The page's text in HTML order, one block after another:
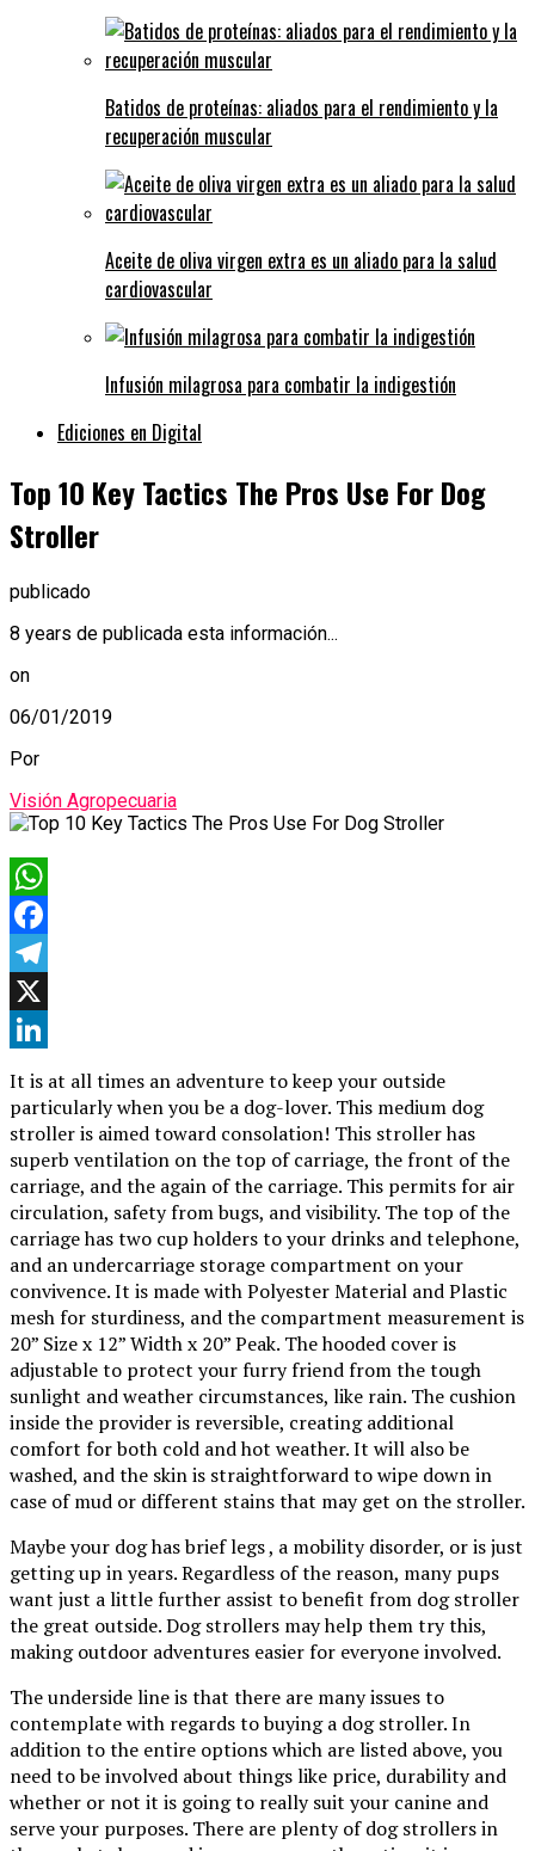
Batidos de proteínas: aliados para el rendimiento y la
recuperación muscular
Aceite de oliva virgen extra es un aliado para la salud
cardiovascular
Infusión milagrosa para combatir la indigestión
Ediciones en Digital
Top 10 Key Tactics The Pros Use For Dog
Stroller
publicado
8 years de publicada esta información...
on
06/01/2019
Por
Visión Agropecuaria
WhatsApp
Facebook
Telegram
X
It is at all times an adventure to keep your outside
particularly when you be a dog-lover. This medium dog
stroller is aimed toward consolation! This stroller has
superb ventilation on the top of carriage, the front of the
carriage, and the again of the carriage. This permits for air
circulation, safety from bugs, and visibility. The top of the
carriage has two cup holders to your drinks and telephone,
and an undercarriage storage compartment on your
convivence. It is made with Polyester Material and Plastic
mesh for sturdiness, and the compartment measurement is
20” Size x 12” Width x 20” Peak. The hooded cover is
adjustable to protect your furry friend from the tough
sunlight and weather circumstances, like rain. The cushion
inside the provider is reversible, creating additional
comfort for both cold and hot weather. It will also be
washed, and the skin is straightforward to wipe down in
case of mud or different stains that may get on the stroller.
Maybe your dog has brief legs , a mobility disorder, or is just
getting up in years. Regardless of the reason, many pups
want just a little further assist to benefit from dog stroller
the great outside. Dog strollers may help them try this,
making outdoor adventures easier for everyone involved.
The underside line is that there are many issues to
contemplate with regards to buying a dog stroller. In
addition to the entire options which are listed above, you
need to be involved about things like price, durability and
whether or not it is going to really suit your canine and
serve your purposes. There are plenty of dog strollers in